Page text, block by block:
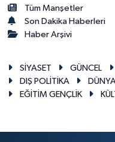
Tüm Manşetler
Son Dakika Haberleri
Haber Arşivi
SİYASET GÜNCEL
DIŞ POLİTİKA
DÜNYA
EĞİTİM GENÇLİK